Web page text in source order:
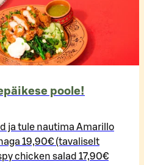
poole!
ja tule nautima Amarillo
19,90€ (tavaliselt
chicken salad 17,90€